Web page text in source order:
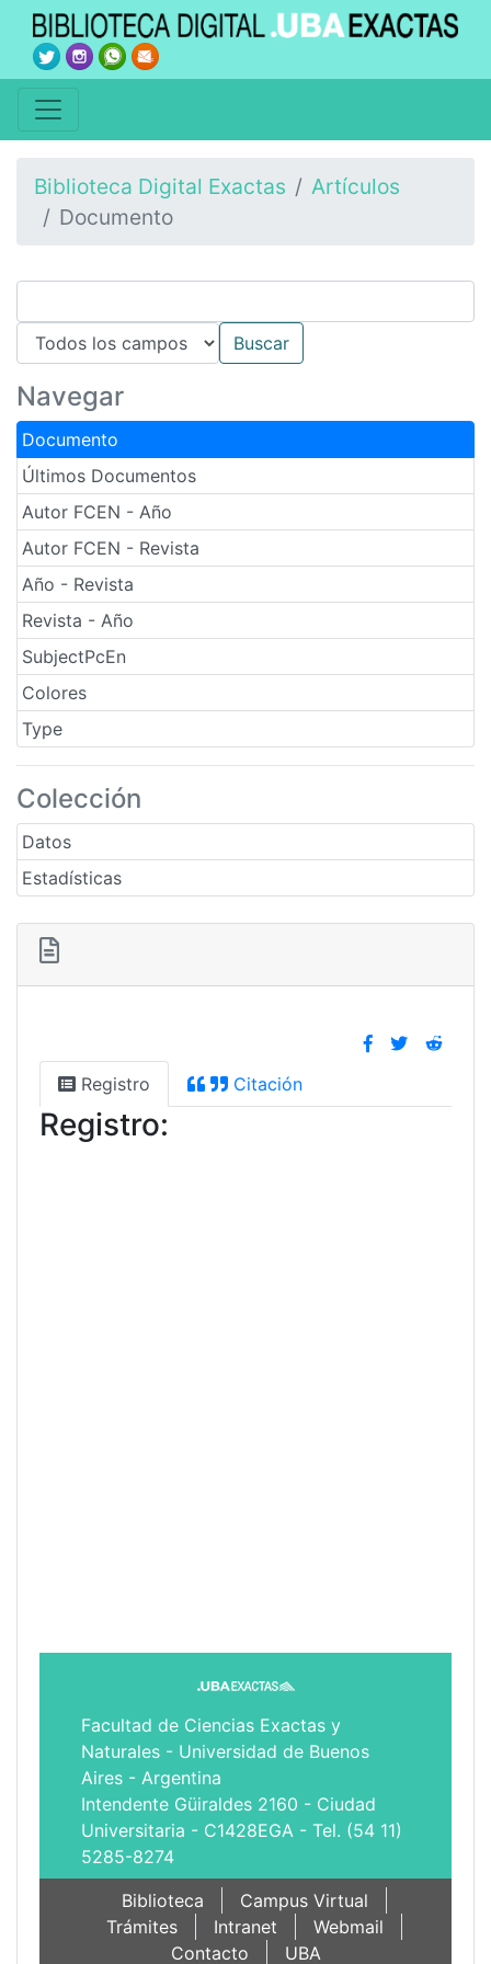
Biblioteca Digital Exactas
Artículos
Documento
Navegar
Documento
Últimos Documentos
Autor FCEN - Año
Autor FCEN - Revista
Año - Revista
Revista - Año
SubjectPcEn
Colores
Type
Colección
Datos
Estadísticas
Registro Citación
Registro:
Facultad de Ciencias Exactas y
Naturales - Universidad de Buenos
Aires - Argentina
Intendente Güiraldes 2160 - Ciudad
Universitaria - C1428EGA - Tel. (54 11)
5285-8274
Biblioteca
Campus Virtual
Trámites
Intranet
Webmail
Contacto
UBA